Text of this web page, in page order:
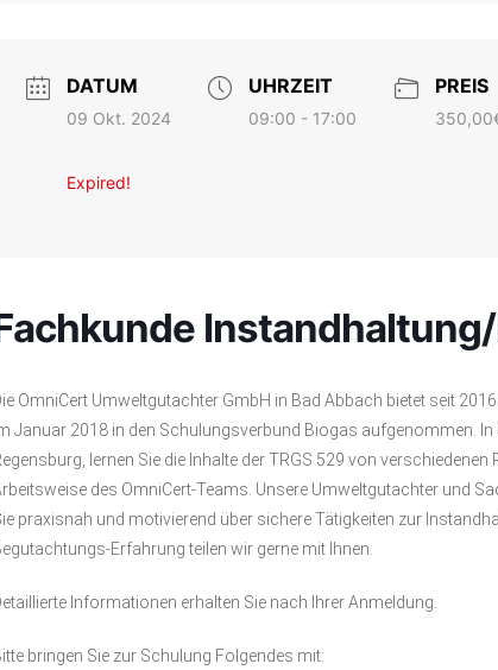
DATUM
09 Okt. 2024
Expired!
UHRZEIT
09:00 - 17:00
PREIS
OmniCert Umweltgutachter GmbH in Bad Abbach bietet seit
Januar 2018 in den Schulungsverbund Biogas aufgenommen.
lernen Sie die Inhalte der TRGS 529 von
des OmniCert-Teams. Unsere Umweltgutachter und
praxisnah und motivierend über sichere Tätigkeiten zur
Erfahrung teilen wir gerne mit Ihnen.
Informationen erhalten Sie nach Ihrer Anmeldung.
bringen Sie zur Schulung Folgendes mit: